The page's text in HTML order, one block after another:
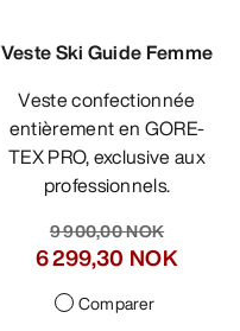
Veste Ski Guide Femme
Veste confectionnée
entièrement en GORE-
TEX PRO, exclusive aux
professionnels.
9 900,00 NOK
6 299,30 NOK
Comparer